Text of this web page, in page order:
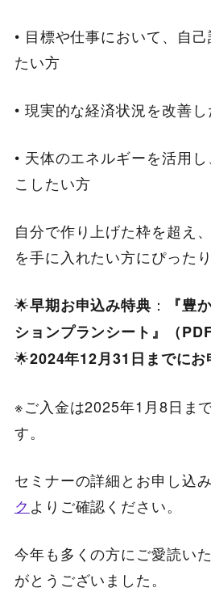
• 目標や仕事において、自
たい方
• 現実的な経済状況を改善
• 天体のエネルギーを活用
こしたい方
自分で作り上げた枠を超え
を手に入れたい方にぴった
🌟早期お申込み特典 ： 『豊
ションプランシート』（PDF
🌟2024年12月31日までにお
※ご入金は2025年1月8日ま
す。
セミナーの詳細とお申し込み
ク よりご確認ください。
今年も多くの方にご愛読い
がとうございました。